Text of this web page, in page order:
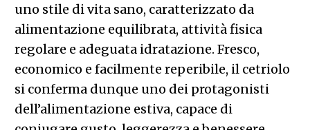
uno stile di vita sano, caratterizzato da
alimentazione equilibrata, attività fisica
regolare e adeguata idratazione. Fresco,
economico e facilmente reperibile, il cetriolo
si conferma dunque uno dei protagonisti
dell’alimentazione estiva, capace di